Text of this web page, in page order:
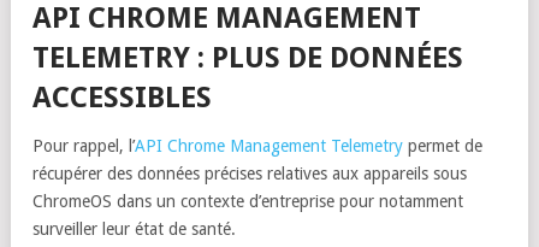
API CHROME MANAGEMENT
TELEMETRY : PLUS DE DONNÉES
ACCESSIBLES
Pour rappel, l’API Chrome Management Telemetry permet de
récupérer des données précises relatives aux appareils sous
ChromeOS dans un contexte d’entreprise pour notamment
surveiller leur état de santé.